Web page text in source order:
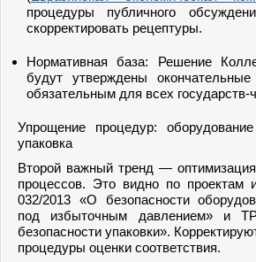
процедуры публичного
скорректировать рецептуры.
Нормативная база: Решение
будут утверждены окончательные
обязательным для всех государств-
Упрощение процедур:
упаковка
Второй важный тренд —
процессов. Это видно по
032/2013 «О безопасности
под избыточным давлением» и
безопасности упаковки».
процедуры оценки соответствия.